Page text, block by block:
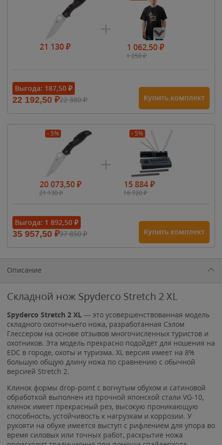
21 130₽ 1 062,50₽
1 250₽
1 615₽
1 900₽1 900₽
Выгода: 187,50 ₽
22 192,50 ₽22 380₽ Купить комплект
- 5%
20 073,50₽
21 130₽
- 5%
15 884₽
16 720₽
Выгода: 1 892,50 ₽
35 957,50 ₽37 850₽ Купить комплект
Описание
Складной нож Spyderco Stretch 2 XL
Spyderco Stretch 2 XL — это усовершенствованная модель
складного охотничьего ножа, разработанная Сэлом
Глессером на основе отзывов многочисленных туристов и
охотников. Эта модель прекрасно подойдёт для ношения на
EDC в городе, охоты и туризма. XL версия имеет на 8%
большую общую длину ножа по сравнению с обычной
версией Stretch 2.
Клинок формы drop-point с вогнутым обухом и сатиновой
обработкой выполнен из прочной японской стали VG-10,
клинок имеет прекрасный рез, высокую проникающую
способность, устойчивость к нагрузкам и коррозии. У
рукояти на обухе имеется выступ с рифлением для упора во
время силовых или точных работ, раскрытие ножа